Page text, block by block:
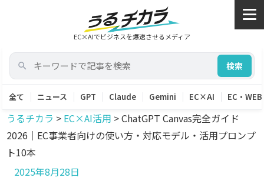
EC×AIでビジネスを爆速させるメディア
検索
全て ニュース GPT Claude Gemini EC×AI EC・WEB
うるチカラ > EC×AI活用 >ChatGPT Canvas完全ガイド
2026｜EC事業者向けの使い方・対応モデル・活用プロンプ
ト10本
投
2025年8月28日